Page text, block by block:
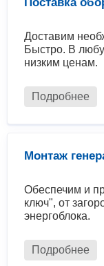
Доставим
Быстро. В
низким ценам.
Подробнее
Монтаж
Обеспечим и
ключ", от
энергоблока.
Подробнее